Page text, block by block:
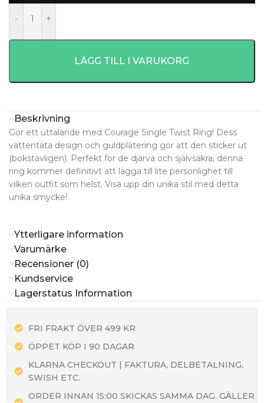
- +
LÄGG TILL I VARUKORG
Beskrivning
Gör ett uttalande med Courage Single Twist Ring! Dess
vattentäta design och guldplätering gör att den sticker ut
(bokstavligen). Perfekt för de djärva och självsäkra, denna
ring kommer definitivt att lägga till lite personlighet till
vilken outfit som helst. Visa upp din unika stil med detta
unika smycke!
Ytterligare information
Varumärke
Recensioner (0)
Kundservice
Lagerstatus Information
FRI FRAKT ÖVER 499 KR
ÖPPET KÖP I 90 DAGAR
KLARNA CHECKOUT | FAKTURA, DELBETALNING,
SWISH ETC.
ORDER INNAN 15:00 SKICKAS SAMMA DAG. GÄLLER